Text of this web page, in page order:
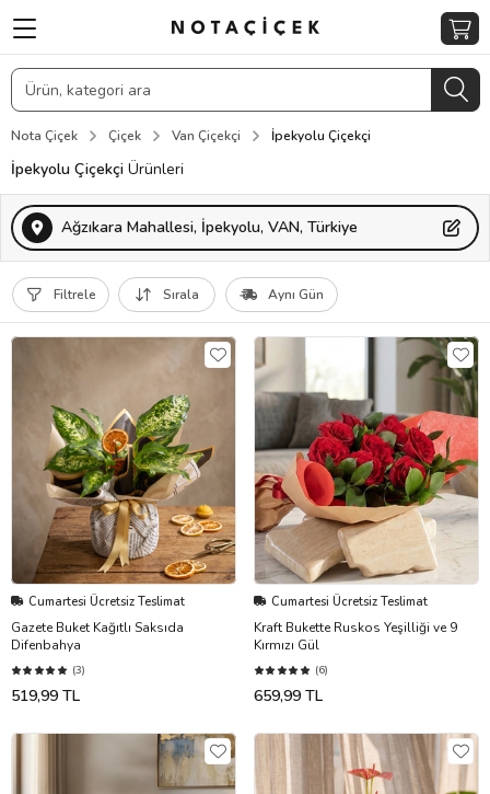
Nota Çiçek Çiçek Van Çiçekçi İpekyolu Çiçekçi
İpekyolu Çiçekçi Ürünleri
Ağzıkara Mahallesi, İpekyolu, VAN, Türkiye
Filtrele Sırala Aynı Gün
Cumartesi Ücretsiz Teslimat
Gazete Buket Kağıtlı Saksıda
Difenbahya
(3)
519,99 TL
Cumartesi Ücretsiz Teslimat
Kraft Bukette Ruskos Yeşilliği ve 9
Kırmızı Gül
(6)
659,99 TL